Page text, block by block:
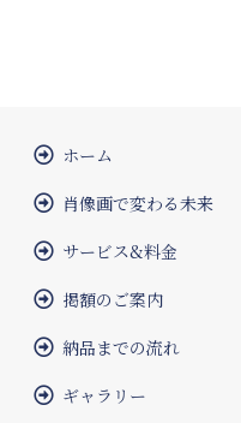
ホーム
肖像画で変わる未来
サービス&料金
掲額のご案内
納品までの流れ
ギャラリー